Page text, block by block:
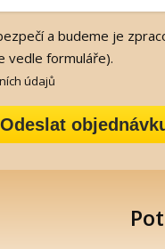
a budeme je
vedle formuláře).
údajů
Odeslat